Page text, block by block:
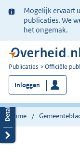
Ter
informatie:
Mogelijk ervaart
publicaties. We
het ongemak.
U
bent
nu
hier:
Publicaties Officiële
Inloggen
Home